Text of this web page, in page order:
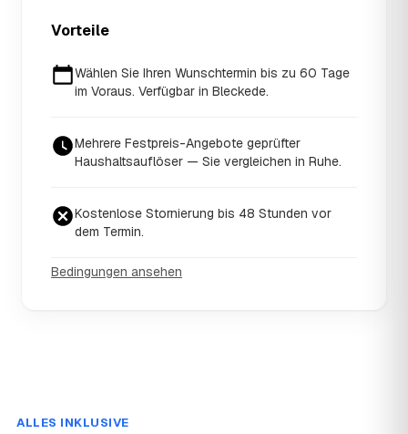
Vorteile
Wählen Sie Ihren Wunschtermin bis zu 60 Tage
im Voraus. Verfügbar in Bleckede.
Mehrere Festpreis-Angebote geprüfter
Haushaltsauflöser — Sie vergleichen in Ruhe.
Kostenlose Stornierung bis 48 Stunden vor
dem Termin.
Bedingungen ansehen
ALLES INKLUSIVE